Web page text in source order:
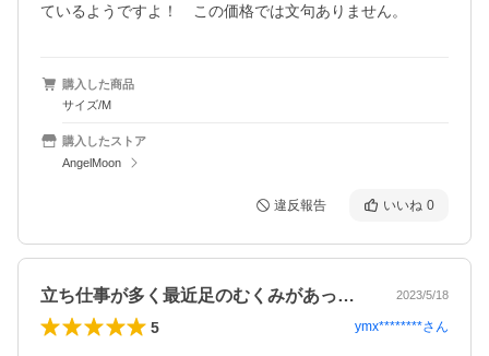
ているようですよ！　この価格では文句ありません。
購入した商品
サイズ/M
購入したストア
AngelMoon
違反報告 いいね 0
立ち仕事が多く最近足のむくみがあって心… 2023/5/18
5 ymx********さん